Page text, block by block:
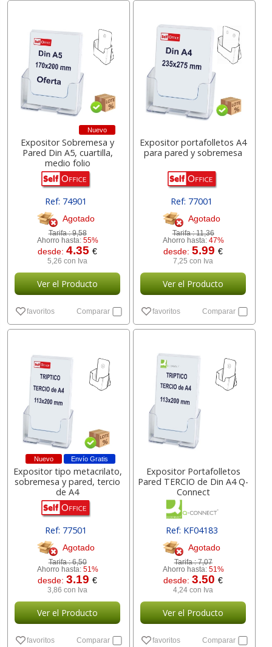
Nuevo
Expositor Sobremesa y
Pared Din A5, cuartilla,
medio folio
Ref: 74901
Agotado
Tarifa :9,58
Ahorro hasta: 55%
desde:4.35€
5,26 con Iva
Ver el Producto
favoritos Comparar
Expositor portafolletos A4
para pared y sobremesa
Ref: 77001
Agotado
Tarifa :11,36
Ahorro hasta: 47%
desde:5.99€
7,25 con Iva
Ver el Producto
favoritos Comparar
Envío Gratis
Nuevo
Expositor tipo metacrilato,
sobremesa y pared, tercio
de A4
Ref: 77501
Agotado
Tarifa :6,50
Ahorro hasta: 51%
desde:3.19€
3,86 con Iva
Ver el Producto
favoritos Comparar
Expositor Portafolletos
Pared TERCIO de Din A4 Q-
Connect
Ref: KF04183
Agotado
Tarifa :7,07
Ahorro hasta: 51%
desde:3.50€
4,24 con Iva
Ver el Producto
favoritos Comparar